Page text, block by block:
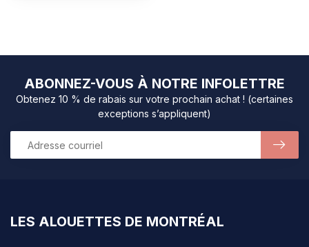
ABONNEZ-VOUS À NOTRE INFOLETTRE
Obtenez 10 % de rabais sur votre prochain achat ! (certaines
exceptions s’appliquent)
LES ALOUETTES DE MONTRÉAL